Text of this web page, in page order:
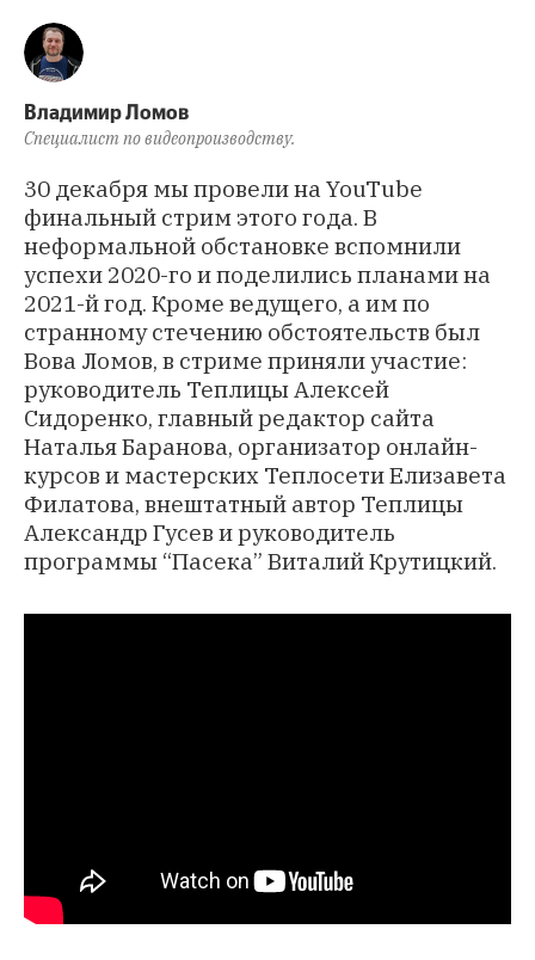
Владимир Ломов
Специалист по видеопроизводству.
30 декабря мы провели на YouTube
финальный стрим этого года. В
неформальной обстановке вспомнили
успехи 2020-го и поделились планами на
2021-й год. Кроме ведущего, а им по
странному стечению обстоятельств был
Вова Ломов, в стриме приняли участие:
руководитель Теплицы Алексей
Сидоренко, главный редактор сайта
Наталья Баранова, организатор онлайн-
курсов и мастерских Теплосети Елизавета
Филатова, внештатный автор Теплицы
Александр Гусев и руководитель
программы “Пасека” Виталий Крутицкий.